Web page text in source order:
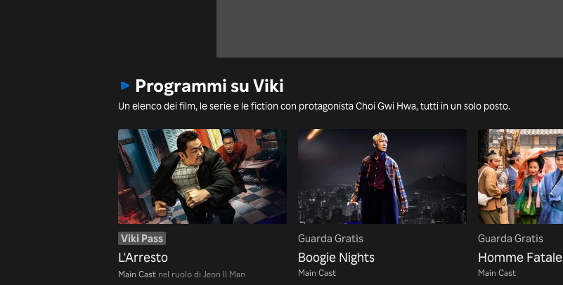
Programmi su Viki
Un elenco dei film, le serie e le fiction con protagonista Choi Gwi Hwa, tutti in un solo posto.
Viki Pass
L'Arresto
Main Cast nel ruolo di Jeon Il Man
Guarda Gratis
Boogie Nights
Main Cast
Guarda Gratis
Homme Fatale
Main Cast